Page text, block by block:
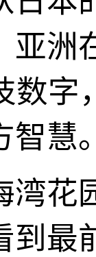
亚洲
数字
智慧
湾花
到最